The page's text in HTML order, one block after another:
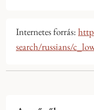
Internetes forrás:
search/russians/